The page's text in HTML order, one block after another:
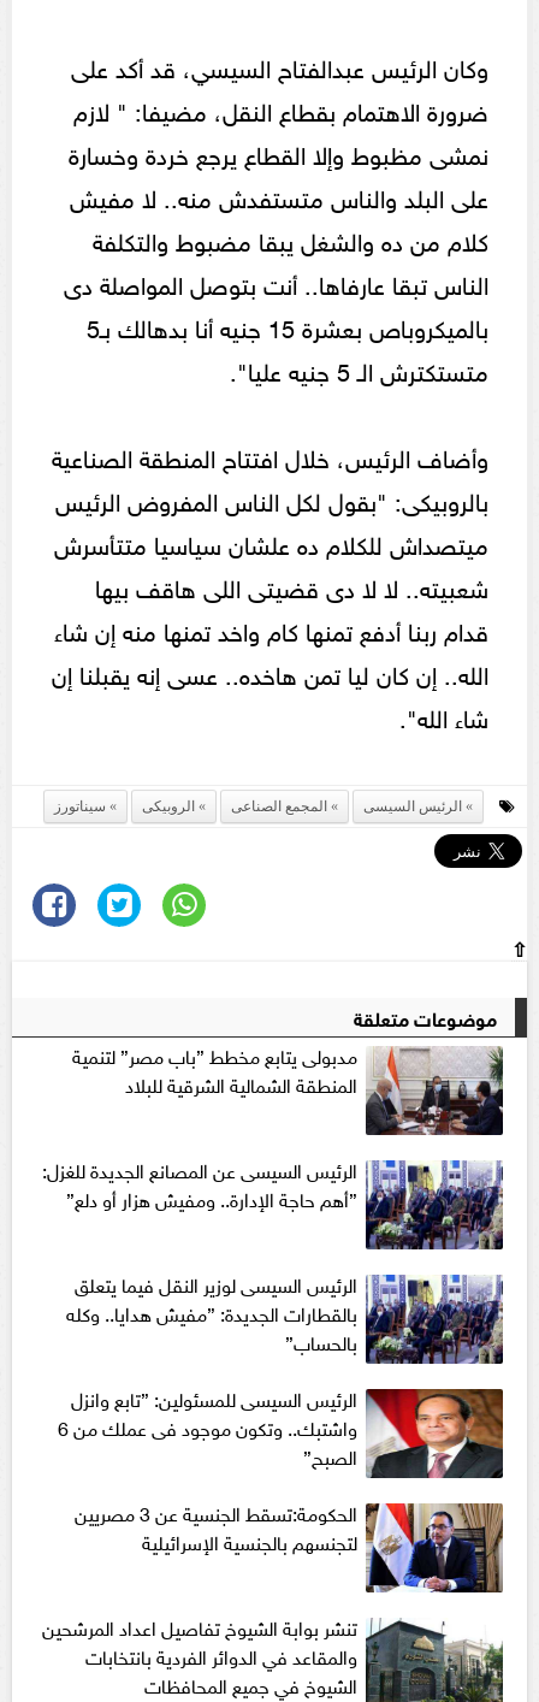
وكان الرئيس عبدالفتاح السيسي، قد أكد على
ضرورة الاهتمام بقطاع النقل، مضيفا: " لازم
نمشى مظبوط وإلا القطاع يرجع خردة وخسارة
على البلد والناس متستفدش منه.. لا مفيش
كلام من ده والشغل يبقا مضبوط والتكلفة
الناس تبقا عارفاها.. أنت بتوصل المواصلة دى
بالميكروباص بعشرة 15 جنيه أنا بدهالك بـ5
متستكترش الـ 5 جنيه عليا".
وأضاف الرئيس، خلال افتتاح المنطقة الصناعية
بالروبيكى: "بقول لكل الناس المفروض الرئيس
ميتصداش للكلام ده علشان سياسيا متتأسرش
شعبيته.. لا لا دى قضيتى اللى هاقف بيها
قدام ربنا أدفع تمنها كام واخد تمنها منه إن شاء
الله.. إن كان ليا تمن هاخده.. عسى إنه يقبلنا إن
شاء الله".
الرئيس السيسى المجمع الصناعى الروبيكى سيناتورز
⇧
موضوعات متعلقة
مدبولى يتابع مخطط ”باب مصر” لتنمية
المنطقة الشمالية الشرقية للبلاد
الرئيس السيسى عن المصانع الجديدة للغزل:
”أهم حاجة الإدارة.. ومفيش هزار أو دلع”
الرئيس السيسى لوزير النقل فيما يتعلق
بالقطارات الجديدة: ”مفيش هدايا.. وكله
بالحساب”
الرئيس السيسى للمسئولين: ”تابع وانزل
واشتبك.. وتكون موجود فى عملك من 6
الصبح”
الحكومة:تسقط الجنسية عن 3 مصريين
لتجنسهم بالجنسية الإسرائيلية
تنشر بوابة الشيوخ تفاصيل اعداد المرشحين
والمقاعد في الدوائر الفردية بانتخابات
الشيوخ في جميع المحافظات